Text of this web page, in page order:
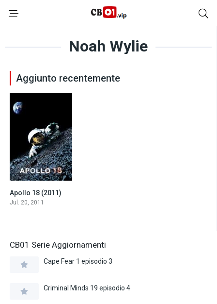
Noah Wylie
Aggiunto recentemente
5.2
Apollo 18 (2011)
Jul. 20, 2011
CB01 Serie Aggiornamenti
Cape Fear 1 episodio 3
Criminal Minds 19 episodio 4